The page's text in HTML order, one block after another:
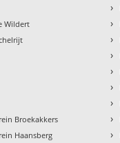
Wildert
Broekakkers
Haansberg
›
›
›
›
›
›
›
›
›